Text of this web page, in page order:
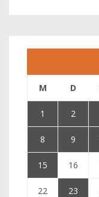
M D
1 2
8 9
15 16
22 23